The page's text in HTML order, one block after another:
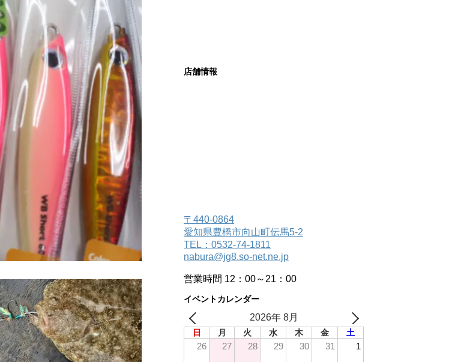
店舗情報
〒440-0864
愛知県豊橋市向山町伝馬5-2
TEL：0532-74-1811
nabura@jg8.so-net.ne.jp
営業時間 12：00～21：00
イベントカレンダー
2026年 8月
日 月 火 水 木 金 土
26 27 28 29 30 31 1